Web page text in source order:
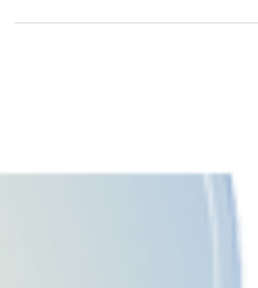
migliorare la salute e sicurezza sul luogo di